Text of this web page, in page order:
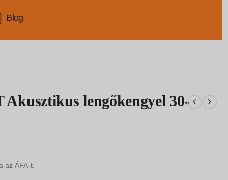
Blog
lengőkengyel 30-
az ÁFA-t.